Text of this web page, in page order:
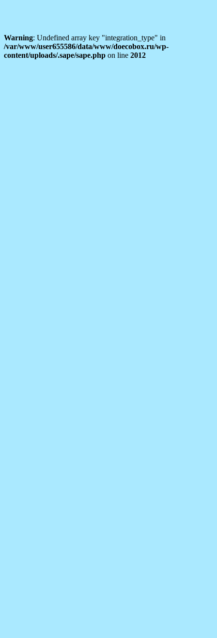
Warning: Undefined array key "integration_type" in
/var/www/user655586/data/www/doecobox.ru/wp-
content/uploads/.sape/sape.php on line 2012